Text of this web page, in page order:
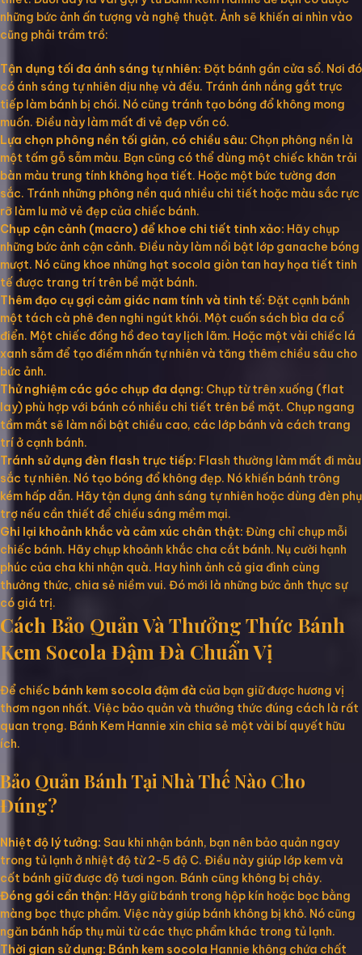
những bức ảnh ấn tượng và nghệ thuật. Ảnh sẽ khiến ai nhìn vào
cũng phải trầm trồ:
Tận dụng tối đa ánh sáng tự nhiên: Đặt bánh gần cửa sổ. Nơi đó
có ánh sáng tự nhiên dịu nhẹ và đều. Tránh ánh nắng gắt trực
tiếp làm bánh bị chói. Nó cũng tránh tạo bóng đổ không mong
muốn. Điều này làm mất đi vẻ đẹp vốn có.
Lựa chọn phông nền tối giản, có chiều sâu: Chọn phông nền là
một tấm gỗ sẫm màu. Bạn cũng có thể dùng một chiếc khăn trải
bàn màu trung tính không họa tiết. Hoặc một bức tường đơn
sắc. Tránh những phông nền quá nhiều chi tiết hoặc màu sắc rực
rỡ làm lu mờ vẻ đẹp của chiếc bánh.
Chụp cận cảnh (macro) để khoe chi tiết tinh xảo: Hãy chụp
những bức ảnh cận cảnh. Điều này làm nổi bật lớp ganache bóng
mượt. Nó cũng khoe những hạt socola giòn tan hay họa tiết tinh
tế được trang trí trên bề mặt bánh.
Thêm đạo cụ gợi cảm giác nam tính và tinh tế: Đặt cạnh bánh
một tách cà phê đen nghi ngút khói. Một cuốn sách bìa da cổ
điển. Một chiếc đồng hồ đeo tay lịch lãm. Hoặc một vài chiếc lá
xanh sẫm để tạo điểm nhấn tự nhiên và tăng thêm chiều sâu cho
bức ảnh.
Thử nghiệm các góc chụp đa dạng: Chụp từ trên xuống (flat
lay) phù hợp với bánh có nhiều chi tiết trên bề mặt. Chụp ngang
tầm mắt sẽ làm nổi bật chiều cao, các lớp bánh và cách trang
trí ở cạnh bánh.
Tránh sử dụng đèn flash trực tiếp: Flash thường làm mất đi màu
sắc tự nhiên. Nó tạo bóng đổ không đẹp. Nó khiến bánh trông
kém hấp dẫn. Hãy tận dụng ánh sáng tự nhiên hoặc dùng đèn phụ
trợ nếu cần thiết để chiếu sáng mềm mại.
Ghi lại khoảnh khắc và cảm xúc chân thật: Đừng chỉ chụp mỗi
chiếc bánh. Hãy chụp khoảnh khắc cha cắt bánh. Nụ cười hạnh
phúc của cha khi nhận quà. Hay hình ảnh cả gia đình cùng
thưởng thức, chia sẻ niềm vui. Đó mới là những bức ảnh thực sự
có giá trị.
Cách Bảo Quản Và Thưởng Thức Bánh
Kem Socola Đậm Đà Chuẩn Vị
Để chiếc bánh kem socola đậm đà của bạn giữ được hương vị
thơm ngon nhất. Việc bảo quản và thưởng thức đúng cách là rất
quan trọng. Bánh Kem Hannie xin chia sẻ một vài bí quyết hữu
ích.
Bảo Quản Bánh Tại Nhà Thế Nào Cho
Đúng?
Nhiệt độ lý tưởng: Sau khi nhận bánh, bạn nên bảo quản ngay
trong tủ lạnh ở nhiệt độ từ 2-5 độ C. Điều này giúp lớp kem và
cốt bánh giữ được độ tươi ngon. Bánh cũng không bị chảy.
Đóng gói cẩn thận: Hãy giữ bánh trong hộp kín hoặc bọc bằng
màng bọc thực phẩm. Việc này giúp bánh không bị khô. Nó cũng
ngăn bánh hấp thụ mùi từ các thực phẩm khác trong tủ lạnh.
Thời gian sử dụng: Bánh kem socola Hannie không chứa chất